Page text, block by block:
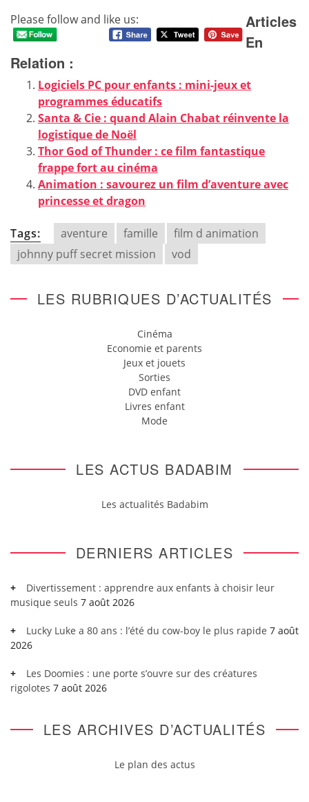
Please follow and like us:
Articles
En
Relation :
Logiciels PC pour enfants : mini-jeux et
programmes éducatifs
Santa & Cie : quand Alain Chabat réinvente la
logistique de Noël
Thor God of Thunder : ce film fantastique
frappe fort au cinéma
Animation : savourez un film d’aventure avec
princesse et dragon
Tags: aventure famille
film d animation
johnny puff secret mission
vod
LES RUBRIQUES D’ACTUALITÉS
Cinéma
Economie et parents
Jeux et jouets
Sorties
DVD enfant
Livres enfant
Mode
LES ACTUS BADABIM
Les actualités Badabim
DERNIERS ARTICLES
Divertissement : apprendre aux enfants à choisir leur
musique seuls 7 août 2026
Lucky Luke a 80 ans : l’été du cow-boy le plus rapide 7 août
2026
Les Doomies : une porte s’ouvre sur des créatures
rigolotes 7 août 2026
LES ARCHIVES D’ACTUALITÉS
Le plan des actus